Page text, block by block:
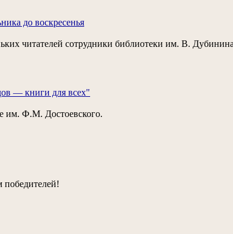
до воскресенья
читателей сотрудники библиотеки им. В.
— книги для всех"
им. Ф.М. Достоевского.
победителей!